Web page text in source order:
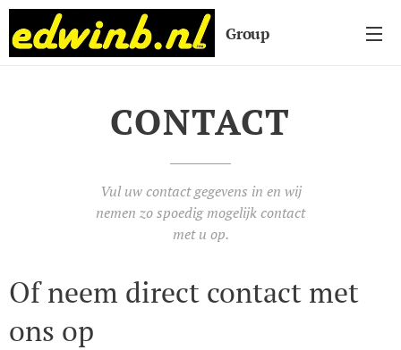
Group
CONTACT
Vul uw contact gegevens in en wij
nemen zo spoedig mogelijk contact
met u op.
Of neem direct contact met
ons op